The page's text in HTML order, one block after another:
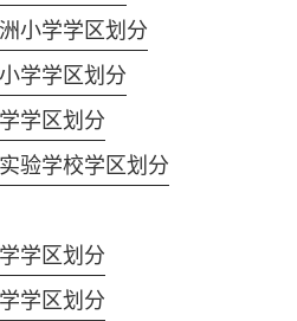
小学学区划分
学学区划分
学区划分
验学校学区划分
学区划分
学区划分